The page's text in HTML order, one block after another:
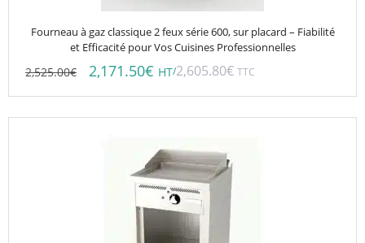
Fourneau à gaz classique 2 feux série 600, sur placard – Fiabilité
et Efficacité pour Vos Cuisines Professionnelles
2,525.00€ 2,171.50€ HT/2,605.80€ TTC